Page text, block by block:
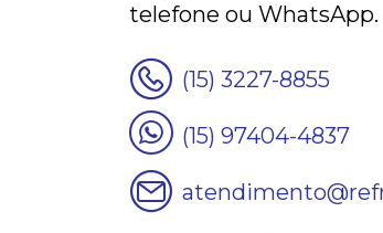
telefone ou WhatsApp.
(15) 3227-8855
(15) 97404-4837